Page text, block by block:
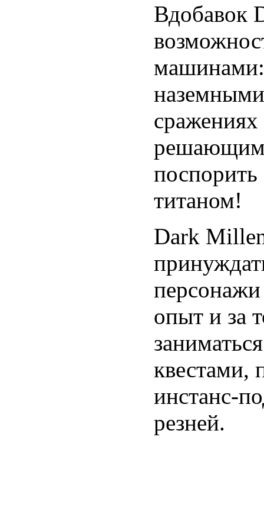
Вдобавок
сражениях
решающим
титаном!
Dark
опыт и за
квестами,
инстанс-
резней.